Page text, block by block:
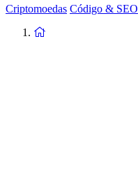
Criptomoedas Código & SEO